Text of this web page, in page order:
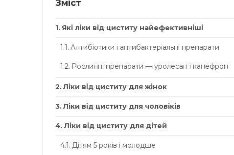
Зміст
Які ліки від циститу найефективніші
Антибіотики і антибактеріальні препарати
Рослинні препарати — уролесан і канефрон
Ліки від циститу для жінок
Ліки від циститу для чоловіків
Ліки від циститу для дітей
Дітям 5 років і молодше